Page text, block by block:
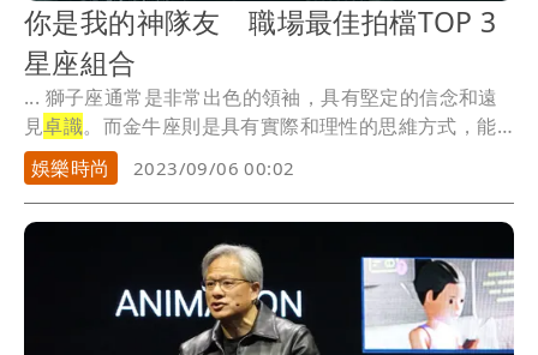
你是我的神隊友 職場最佳拍檔TOP 3
星座組合
... 獅子座通常是非常出色的領袖，具有堅定的信念和遠
見卓識。而金牛座則是具有實際和理性的思維方式，能
夠通...
娛樂時尚 2023/09/06 00:02